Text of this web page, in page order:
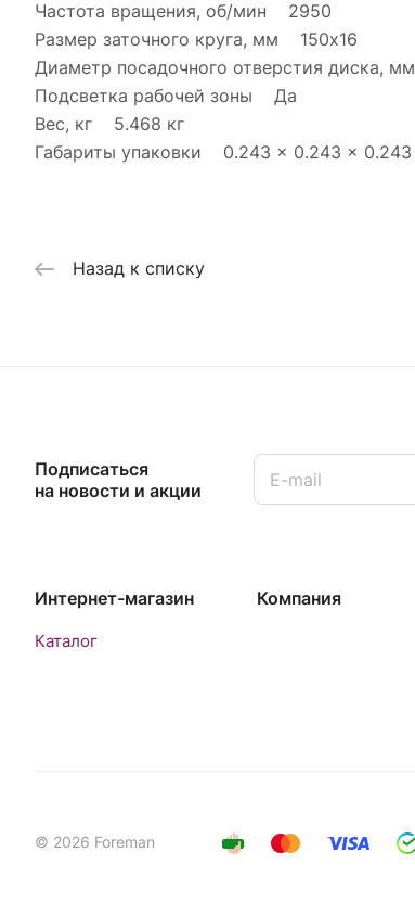
Частота вращения, об/мин 2950
Размер заточного круга, мм 150x16
Диаметр посадочного отверстия диска,
Подсветка рабочей зоны Да
Вес, кг 5.468 кг
Габариты упаковки 0.243 × 0.243 ×
Назад к списку
Подписаться
на новости и акции
Интернет-магазин
Каталог
Компания
© 2026 Foreman